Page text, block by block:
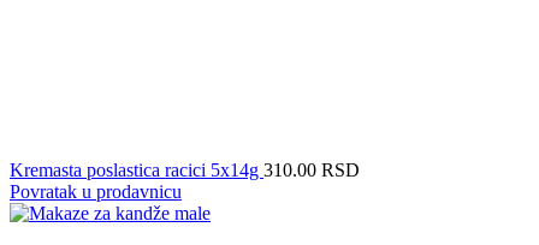
Kremasta poslastica racici 5x14g 310.00 RSD
Povratak u prodavnicu